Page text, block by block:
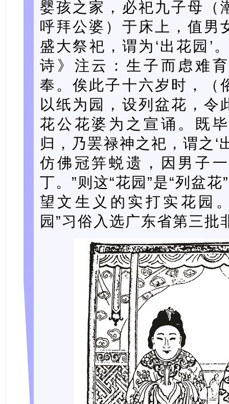
婴孩之家，必祀九子母（
呼拜公婆）于床上，值男
盛大祭祀，谓为‘出花园’
诗》注云：生子而虑难
奉。俟此子十六岁时，（
以纸为园，设列盆花，令
花公花婆为之宣诵。既
归，乃罢禄神之祀，谓之‘
仿佛冠笄蜕遗，因男子
丁。”则这“花园”是“列盆
望文生义的实打实花园
园”习俗入选广东省第三